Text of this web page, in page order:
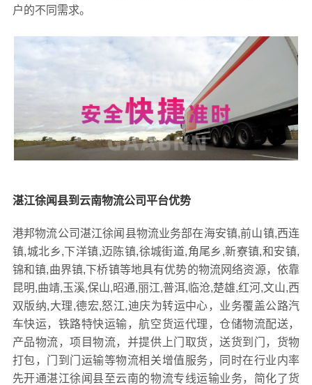
户的不同需求。
湛江徐闻县到云南物流公司平台优势
港邦物流公司湛江徐闻县物流业务部在海安镇,前山镇,西连
镇,城北乡,下洋镇,迈陈镇,徐城街道,角尾乡,新寮镇,和安镇,
锦和镇,曲界镇,下桥镇等地具有优势的物流网络资源，依靠
昆明,曲靖,玉溪,保山,昭通,丽江,普洱,临沧,楚雄,红河,文山,西
双版纳,大理,德宏,怒江,迪庆为转运中心，业务覆盖公路汽
车快运，铁路特快运输，航空货运代理，仓储物流配送，
产品物流，项目物流，并提供上门取货，送货到门，货物
打包，门到门运输等物流相关增值服务，同时在行业内率
先开通湛江徐闻县至云南的物流专线运输业务，简化了货